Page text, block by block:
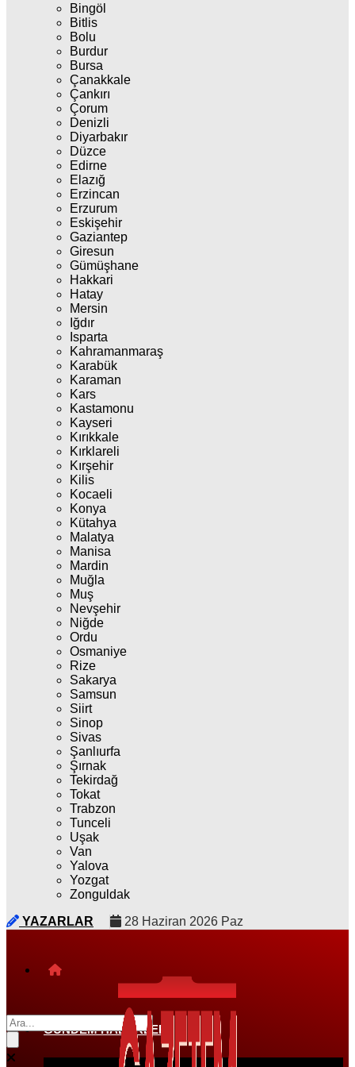
Bingöl
Bitlis
Bolu
Burdur
Bursa
Çanakkale
Çankırı
Çorum
Denizli
Diyarbakır
Düzce
Edirne
Elazığ
Erzincan
Erzurum
Eskişehir
Gaziantep
Giresun
Gümüşhane
Hakkari
Hatay
Mersin
Iğdır
Isparta
Kahramanmaraş
Karabük
Karaman
Kars
Kastamonu
Kayseri
Kırıkkale
Kırklareli
Kırşehir
Kilis
Kocaeli
Konya
Kütahya
Malatya
Manisa
Mardin
Muğla
Muş
Nevşehir
Niğde
Ordu
Osmaniye
Rize
Sakarya
Samsun
Siirt
Sinop
Sivas
Şanlıurfa
Şırnak
Tekirdağ
Tokat
Trabzon
Tunceli
Uşak
Van
Yalova
Yozgat
Zonguldak
YAZARLAR
28 Haziran 2026 Paz
GÜNDEM HABERLERI